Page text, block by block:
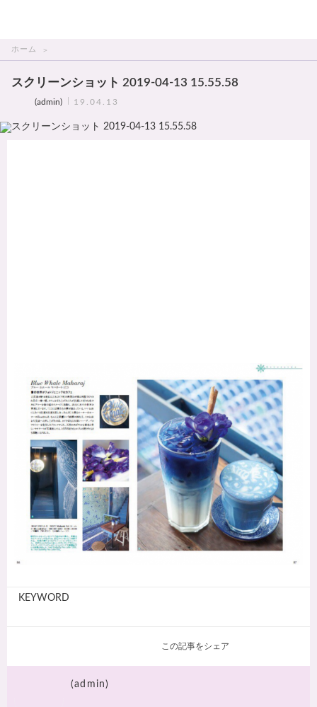
ホーム
スクリーンショット 2019-04-13 15.55.58
(admin) 19.04.13
KEYWORD
この記事をシェア
(admin)